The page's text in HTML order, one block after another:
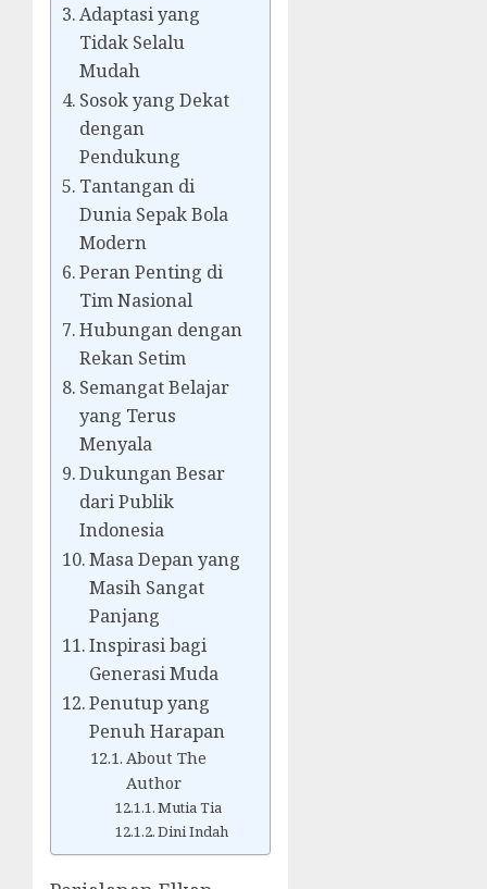
Adaptasi yang
Tidak Selalu
Mudah
Sosok yang Dekat
dengan
Pendukung
Tantangan di
Dunia Sepak Bola
Modern
Peran Penting di
Tim Nasional
Hubungan dengan
Rekan Setim
Semangat Belajar
yang Terus
Menyala
Dukungan Besar
dari Publik
Indonesia
Masa Depan yang
Masih Sangat
Panjang
Inspirasi bagi
Generasi Muda
Penutup yang
Penuh Harapan
About The
Author
Mutia Tia
Dini Indah